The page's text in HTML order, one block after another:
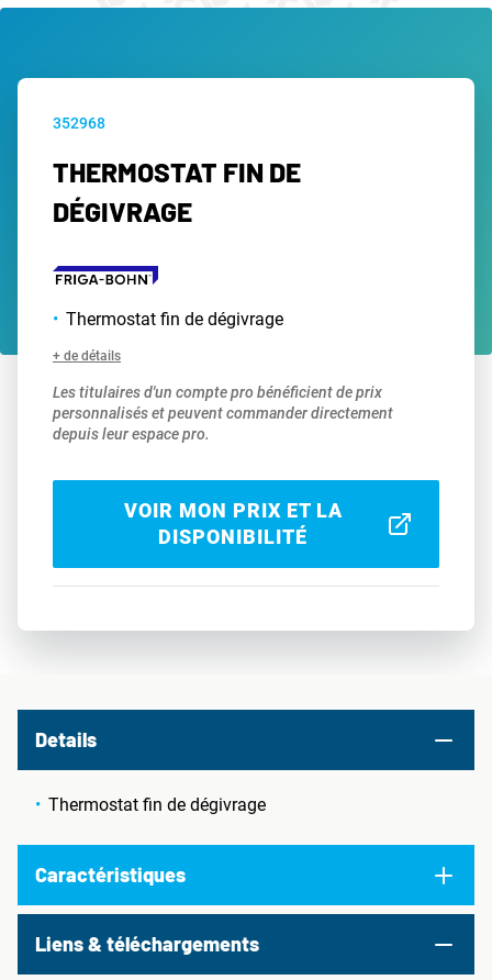
352968
THERMOSTAT FIN DE
DÉGIVRAGE
Thermostat fin de dégivrage
+ de détails
Les titulaires d'un compte pro bénéficient de prix
personnalisés et peuvent commander directement
depuis leur espace pro.
VOIR MON PRIX ET LA
DISPONIBILITÉ
Details
Thermostat fin de dégivrage
Caractéristiques
Liens & téléchargements